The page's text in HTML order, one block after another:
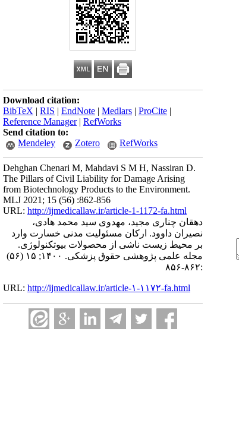
Download citation:
BibTeX | RIS | EndNote | Medlars | ProCite |
Reference Manager| RefWorks
Send citation to:
Mendeley
Zotero RefWorks
Dehghan Chenari M, Mahdavi S M H, Nassiran D.
The Pillars of Civil Liability for Damage Arising
from Biotechnology Products to the Environment.
MLJ 2021; 15 (56) :862-856
URL: http://ijmedicallaw.ir/article-1-1172-fa.html
دهقان چناری مجید، مهدوی سید محمد هادی،
نصیران داوود. ارکان مسئولیت مدنی خسارت وارد
بر محیط زیست ناشی از محصولات بیوتکنولوژی.
مجله علمی پژوهشی حقوق پزشکی. ۱۴۰۰; ۱۵ (۵۶)
:۸۶۲-۸۵۶
URL: http://ijmedicallaw.ir/article-۱-۱۱۷۲-fa.html